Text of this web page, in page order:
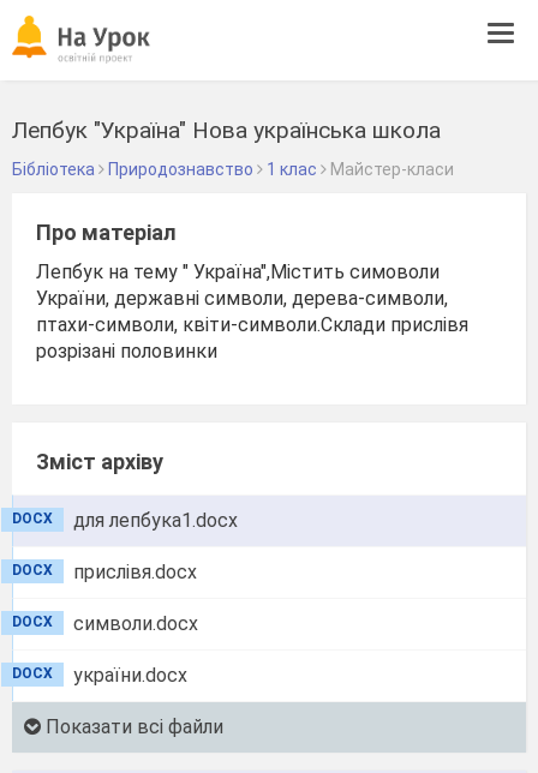
Лепбук "Україна" Нова українська школа
Бібліотека Природознавство 1 клас Майстер-класи
Про матеріал
Лепбук на тему " Україна",Містить симоволи
України, державні символи, дерева-символи,
птахи-символи, квіти-символи.Склади прислівя
розрізані половинки
Зміст архіву
для лепбука1.docx
DOCX
прислівя.docx
DOCX
символи.docx
DOCX
україни.docx
DOCX
Показати всі файли